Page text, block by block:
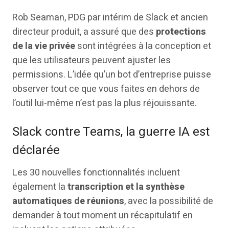
Rob Seaman, PDG par intérim de Slack et ancien
directeur produit, a assuré que des protections
de la vie privéesont intégrées à la conception et
que les utilisateurs peuvent ajuster les
permissions. L’idée qu’un bot d’entreprise puisse
observer tout ce que vous faites en dehors de
l’outil lui-même n’est pas la plus réjouissante.
Slack contre Teams, la guerre IA est
déclarée
Les 30 nouvelles fonctionnalités incluent
également latranscription et la synthèse
automatiques de réunions, avec la possibilité de
demander à tout moment un récapitulatif en